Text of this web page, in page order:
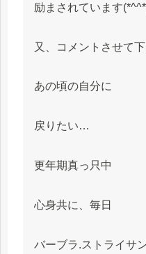
励まされています
又、コメントさせて下
あの頃の自分に
戻りたい…
更年期真っ只中
心身共に、毎日
バーブラ.ストライサ